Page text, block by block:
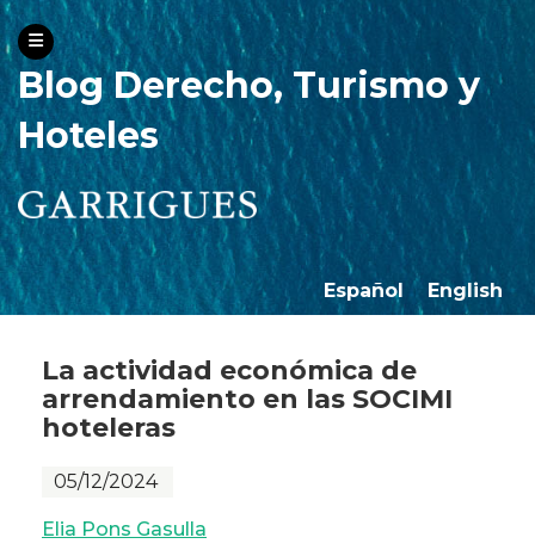
Blog Derecho, Turismo y
Hoteles
Español English
La actividad económica de
arrendamiento en las SOCIMI
hoteleras
05/12/2024
Elia Pons Gasulla